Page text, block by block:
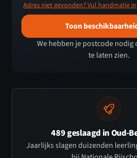
Adres niet gevonden? Vul handmatig in
Toon
We hebben je postcode nodig
te laten zien.
489 geslaagd in Oud-
Jaarlijks slagen duizenden